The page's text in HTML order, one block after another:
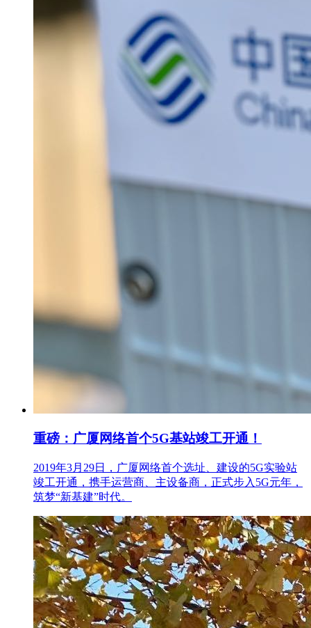
重磅：广厦网络首个5G基站竣工开通！
2019年3月29日，广厦网络首个选址、建设的5G实验站
竣工开通，携手运营商、主设备商，正式步入5G元年，
筑梦“新基建”时代。